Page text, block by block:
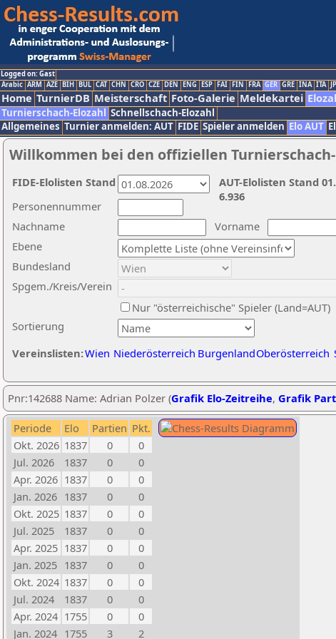
Logged on: Gast
Arabic ARM AZE BIH BUL CAT CHN CRO CZE DEN ENG ESP FAI FIN FRA GER GRE INA ITA
Home TurnierDB Meisterschaft Foto-Galerie Meldekartei
Turnierschach-Elozahl Schnellschach-Elozahl
Allgemeines Turnier anmelden: AUT FIDE Spieler anmelden Elo AUT
Willkommen bei den offiziellen Turnierschach-
Nachname
Vorname
Ebene
Sortierung
Personennummer
Bundesland
Spgem./Kreis/Verein
Nur "österreichische" Spieler (Land=AUT)
Vereinslisten:Wien Niederösterreich BurgenlandOberösterreich
AUT-Elolisten Stand
6.936
FIDE-Elolisten Stand
Pnr:142688 Name: Adrian Polzer (Grafik Elo-Zeitreihe, Grafik
Periode Elo Partien Pkt.
Okt. 2026 1837 0
0
Jul. 2026
1837 0
0
Apr. 2026 1837 0
0
Jan. 2026 1837 0
0
Okt. 2025 1837 0
0
Jul. 2025
1837 0
0
Apr. 2025 1837 0
0
Jan. 2025 1837 0
0
Okt. 2024 1837 0
0
Jul. 2024
1837 0
0
Apr. 2024 1755 0
0
Jan. 2024 1755 3 2